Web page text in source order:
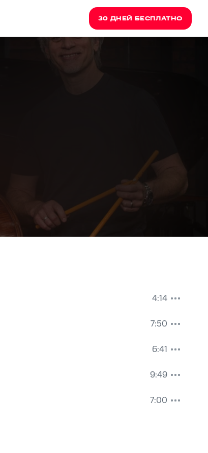
30 ДНЕЙ БЕСПЛАТНО
4:14
7:50
6:41
9:49
7:00